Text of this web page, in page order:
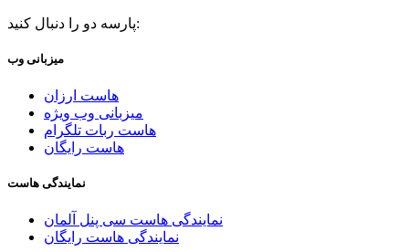
پارسه دو را دنبال کنید:
میزبانی وب
هاست ارزان
میزبانی وب ویژه
هاست ربات تلگرام
هاست رایگان
نمایندگی هاست
نمایندگی هاست سی پنل آلمان
نمایندگی هاست رایگان